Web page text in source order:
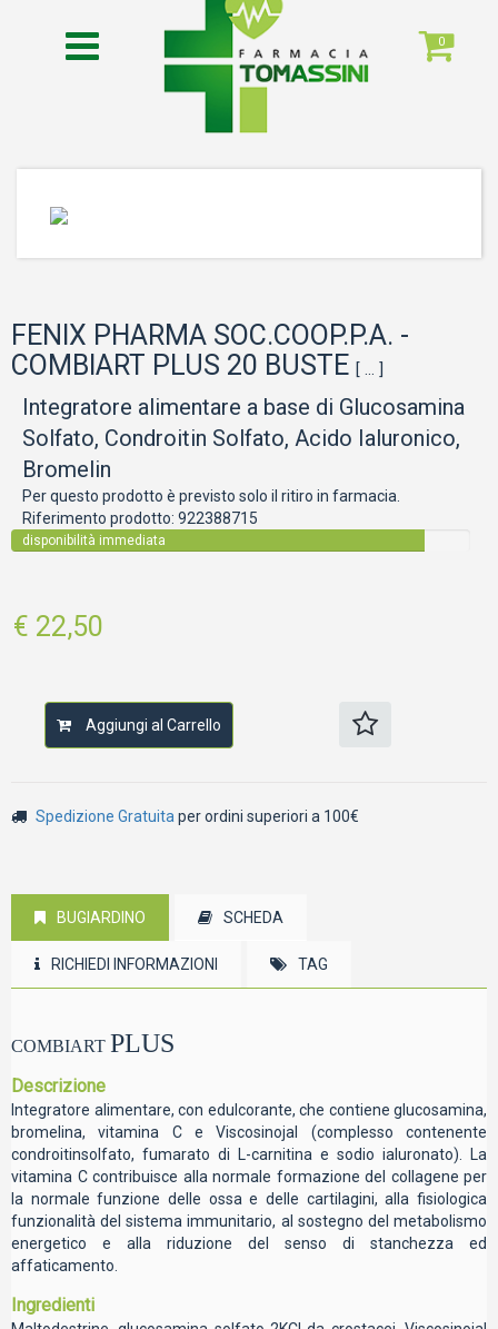
0
FENIX PHARMA SOC.COOP.P.A. -
COMBIART PLUS 20 BUSTE [ ... ]
Integratore alimentare a base di Glucosamina
Solfato, Condroitin Solfato, Acido Ialuronico,
Bromelin
Per questo prodotto è previsto solo il ritiro in farmacia.
Riferimento prodotto: 922388715
disponibilità immediata
€ 22,50
Aggiungi al Carrello
Spedizione Gratuitaper ordini superiori a 100€
BUGIARDINO SCHEDA
RICHIEDI INFORMAZIONI TAG
COMBIART PLUS
Descrizione
Integratore alimentare, con edulcorante, che contiene glucosamina,
bromelina, vitamina C e Viscosinojal (complesso contenente
condroitinsolfato, fumarato di L-carnitina e sodio ialuronato). La
vitamina C contribuisce alla normale formazione del collagene per
la normale funzione delle ossa e delle cartilagini, alla fisiologica
funzionalità del sistema immunitario, al sostegno del metabolismo
energetico e alla riduzione del senso di stanchezza ed
affaticamento.
Ingredienti